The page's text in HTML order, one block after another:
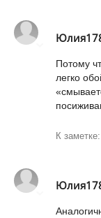
Потому
легко
К заметке: